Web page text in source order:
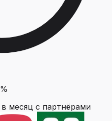
%
в месяц с партнёрами